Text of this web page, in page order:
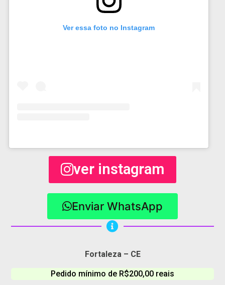
Ver essa foto no Instagram
ver instagram
Enviar WhatsApp
Fortaleza – CE
Pedido mínimo de R$200,00 reais